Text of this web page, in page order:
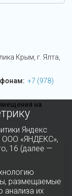
Крым, г. Ялта,
+7 (978)
на
Яндекс
ООО «ЯНДЕКС»,
16 (далее —
размещаемые
анализа их